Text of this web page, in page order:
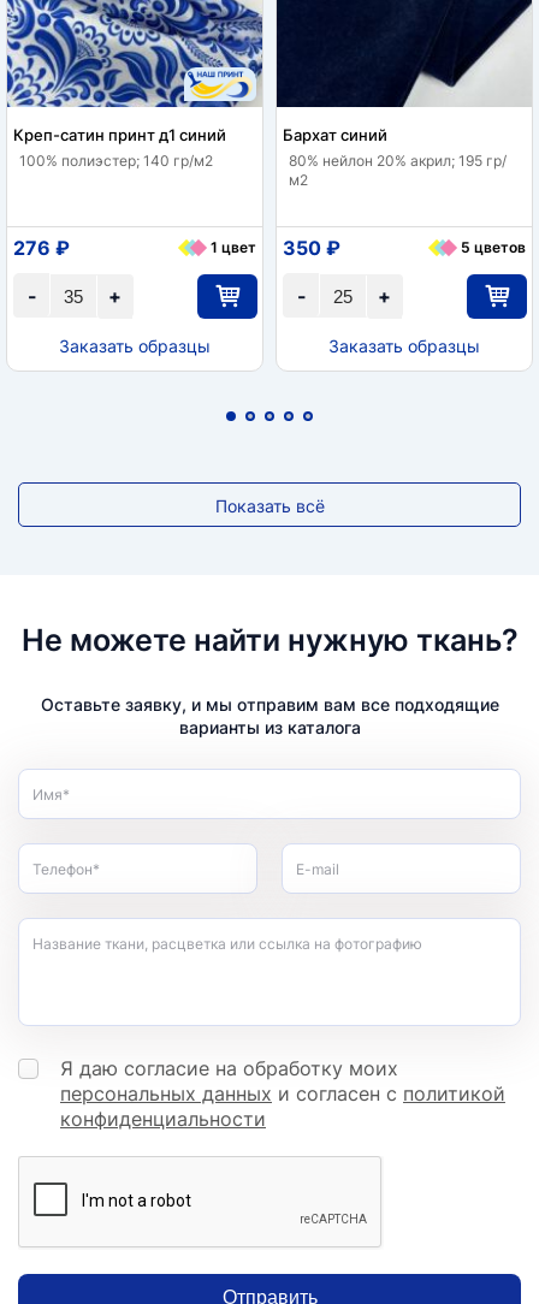
Креп-сатин принт д1 синий
100% полиэстер; 140 гр/м2
+
-
276 ₽ 1 цвет
Заказать образцы
Бархат синий
80% нейлон 20% акрил; 195 гр/
м2
+
-
350 ₽ 5 цветов
Заказать образцы
Показать всё
Не можете найти нужную ткань?
Оставьте заявку, и мы отправим вам все подходящие
варианты из каталога
Имя*
Телефон* E-mail
Название ткани, расцветка или ссылка на фотографию
Я даю согласие на обработку моих
персональных данных и согласен с политикой
конфиденциальности
Отправить